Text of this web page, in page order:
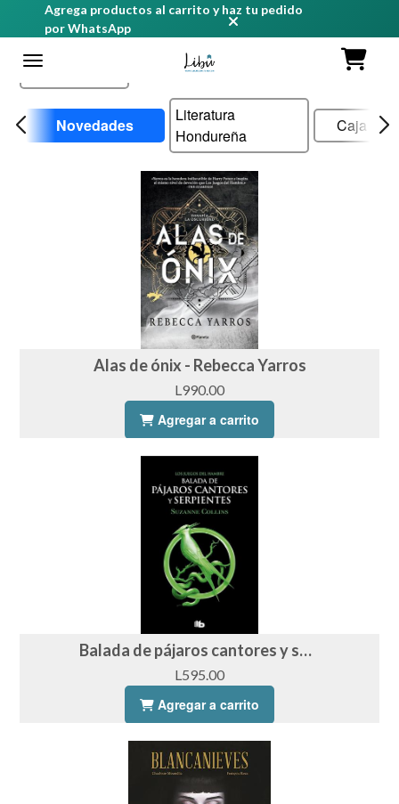
Agrega productos al carrito y haz tu pedido
por WhatsApp
Nombre
Novedades
Literatura
Hondureña
Caja de
Alas de ónix - Rebecca Yarros
L990.00
Agregar a carrito
Balada de pájaros cantores y serpientes - Suzanne Collins
L595.00
Agregar a carrito